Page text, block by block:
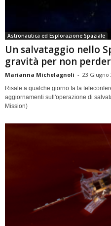
Astronautica ed Esplorazione Spaziale
Un salvataggio nello
gravità per non
Marianna Michelagnoli - 23 Giugno
Risale a qualche giorno fa la
aggiornamenti sull'operazione di
Mission)